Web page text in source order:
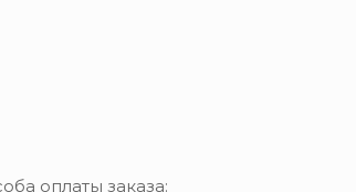
оплаты заказа: